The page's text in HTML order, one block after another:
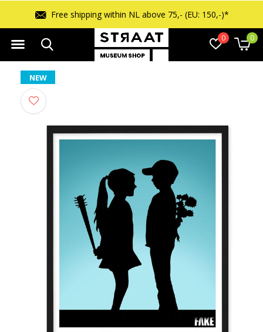
0 0
Free shipping within NL above 75,- (EU: 150,-)*
NEW